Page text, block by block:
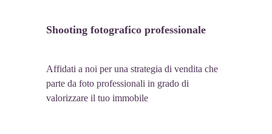
Affidati a noi per una strategia di vendita che
parte da foto professionali in grado di
valorizzare il tuo immobile
Shooting fotografico professionale